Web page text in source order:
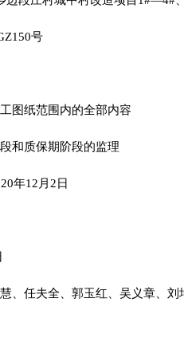
号
图纸范围内的全部内容
和质保期阶段的监理
年12月2日
、任夫全、郭玉红、吴义章、刘